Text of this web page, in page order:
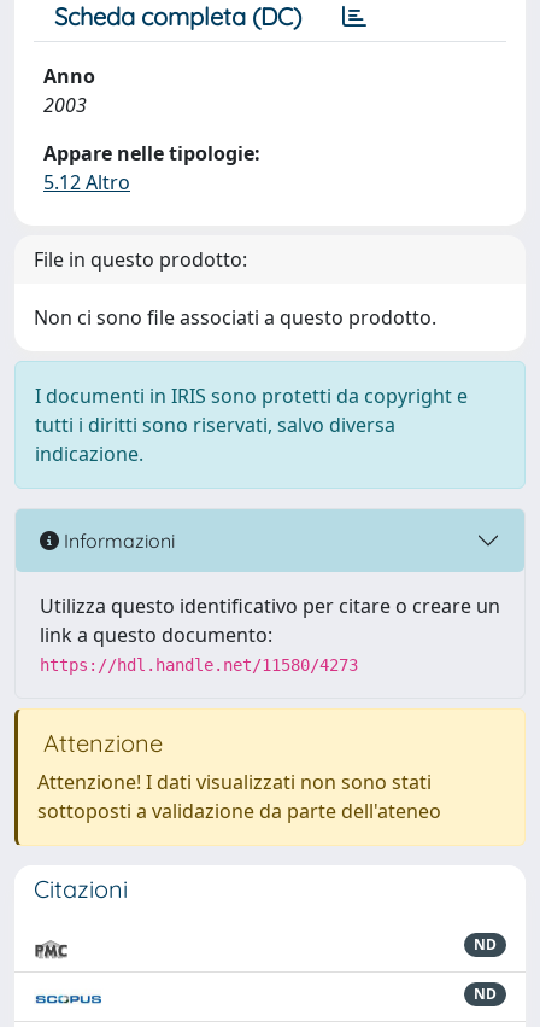
Scheda completa (DC)
Anno
2003
Appare nelle tipologie:
5.12 Altro
File in questo prodotto:
Non ci sono file associati a questo prodotto.
I documenti in IRIS sono protetti da copyright e
tutti i diritti sono riservati, salvo diversa
indicazione.
Informazioni
Utilizza questo identificativo per citare o creare un
link a questo documento:
https://hdl.handle.net/11580/4273
Attenzione
Attenzione! I dati visualizzati non sono stati
sottoposti a validazione da parte dell'ateneo
Citazioni
ND
ND